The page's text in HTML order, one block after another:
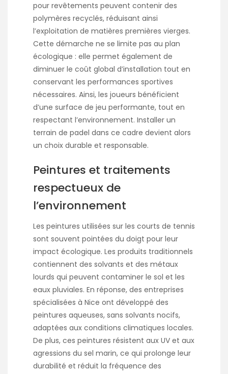
pour revêtements peuvent contenir des
polymères recyclés, réduisant ainsi
l’exploitation de matières premières vierges.
Cette démarche ne se limite pas au plan
écologique : elle permet également de
diminuer le coût global d’installation tout en
conservant les performances sportives
nécessaires. Ainsi, les joueurs bénéficient
d’une surface de jeu performante, tout en
respectant l’environnement. Installer un
terrain de padel dans ce cadre devient alors
un choix durable et responsable.
Peintures et traitements
respectueux de
l’environnement
Les peintures utilisées sur les courts de tennis
sont souvent pointées du doigt pour leur
impact écologique. Les produits traditionnels
contiennent des solvants et des métaux
lourds qui peuvent contaminer le sol et les
eaux pluviales. En réponse, des entreprises
spécialisées à Nice ont développé des
peintures aqueuses, sans solvants nocifs,
adaptées aux conditions climatiques locales.
De plus, ces peintures résistent aux UV et aux
agressions du sel marin, ce qui prolonge leur
durabilité et réduit la fréquence des